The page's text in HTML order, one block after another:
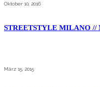
Oktober 10, 2016
STREETSTYLE MILANO
März 15, 2015